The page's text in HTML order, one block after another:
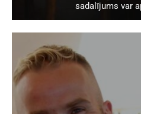
sadalījums var